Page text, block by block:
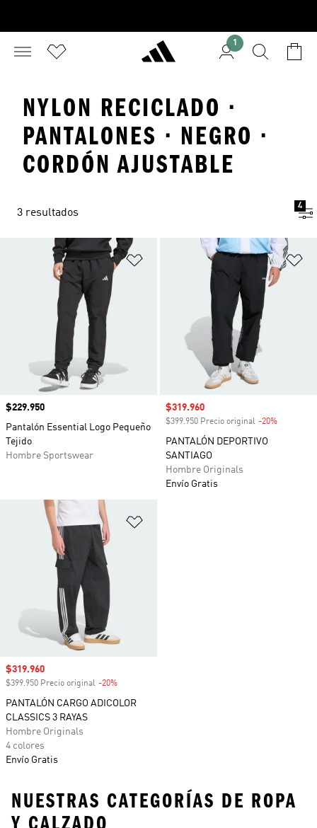
1
NYLON RECICLADO ·
PANTALONES · NEGRO ·
CORDÓN AJUSTABLE
3 resultados
4
Añadir a la lista de deseos
Precio
$229.950
Pantalón Essential Logo Pequeño
Tejido
Hombre Sportswear
Precio de venta
$319.960
$399.950 Precio original -20%
PANTALÓN DEPORTIVO
SANTIAGO
Hombre Originals
Envío Gratis
Precio de venta
$319.960
$399.950 Precio original -20%
PANTALÓN CARGO ADICOLOR
CLASSICS 3 RAYAS
Hombre Originals
4 colores
Envío Gratis
NUESTRAS CATEGORÍAS DE ROPA